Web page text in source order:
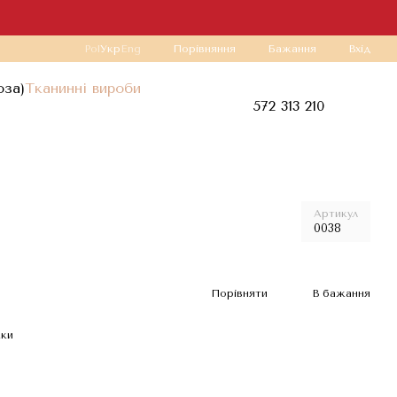
PolУкр Eng Порівняння Бажання Вхід
Тканинні вироби
572 313 210
Артикул
0038
Порівняти В бажання